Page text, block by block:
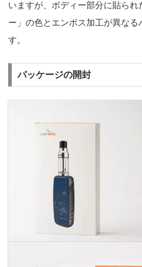
いますが、ボディー部分に貼られ
ー」の色とエンボス加工が異なる
す。
パッケージの開封